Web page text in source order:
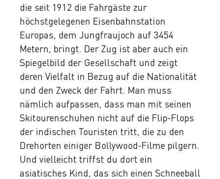
die seit 1912 die Fahrgäste zur
höchstgelegenen Eisenbahnstation
Europas, dem Jungfraujoch auf 3454
Metern, bringt. Der Zug ist aber auch ein
Spiegelbild der Gesellschaft und zeigt
deren Vielfalt in Bezug auf die Nationalität
und den Zweck der Fahrt. Man muss
nämlich aufpassen, dass man mit seinen
Skitourenschuhen nicht auf die Flip-Flops
der indischen Touristen tritt, die zu den
Drehorten einiger Bollywood-Filme pilgern.
Und vielleicht triffst du dort ein
asiatisches Kind, das sich einen Schneeball